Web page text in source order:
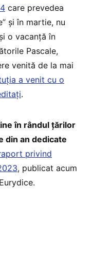
care prevedea
și în martie, nu
o vacanță în
Pascale,
venită de la mai
a venit cu o
.
în rândul țărilor
din an dedicate
privind
, publicat acum